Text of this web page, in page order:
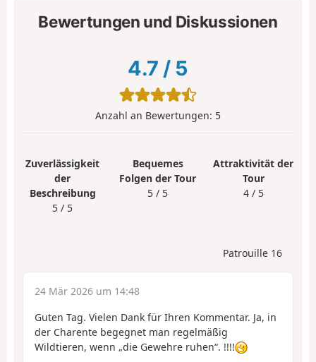
Bewertungen und Diskussionen
4.7 / 5
Anzahl an Bewertungen: 5
Zuverlässigkeit
der
Beschreibung
5 / 5
Bequemes
Folgen der Tour
5 / 5
Attraktivität der
Tour
4 / 5
Patrouille 16
24 Mär 2026 um 14:48
Guten Tag. Vielen Dank für Ihren Kommentar. Ja, in
der Charente begegnet man regelmäßig
Wildtieren, wenn „die Gewehre ruhen“. !!!!